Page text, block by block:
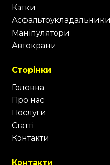
Катки
Асфальтоукладальники
Маніпулятори
Автокрани
Сторінки
Головна
Про нас
Послуги
Статті
Контакти
Контакти